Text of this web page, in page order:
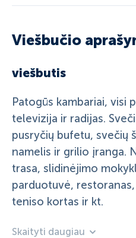
Viešbučio
viešbutis
Patogūs kambariai, visi
televizija ir radijas.
pusryčių bufetu, svečių
namelis ir grilio įranga.
trasa, slidinėjimo
parduotuvė,
teniso kortas ir kt.
Skaityti daugiau